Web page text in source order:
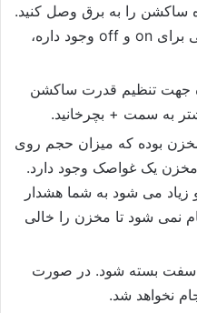
ساکشن را به برق وصل کنید.
کنار دستگاه یک دکمه مشکی برای on و off وجود داره،
جهت تنظیم قدرت ساکشن
به سمت + بچرخانید.
بوده که میزان حجم روی
یک غواصک وجود دارد.
می شود به شما هشدار
نمی شود تا مخزن را خالی
سفت بسته شود. در صورت
نخواهد شد.